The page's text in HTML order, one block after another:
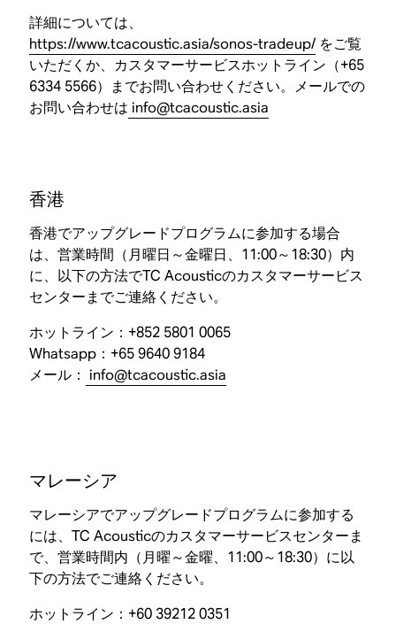
詳細については、
https://www.tcacoustic.asia/sonos-tradeup/ をご覧
いただくか、カスタマーサービスホットライン（+65
6334 5566）までお問い合わせください。メールでの
お問い合わせは info@tcacoustic.asia
香港
香港でアップグレードプログラムに参加する場合
は、営業時間（月曜日～金曜日、11:00～18:30）内
に、以下の方法でTC Acousticのカスタマーサービス
センターまでご連絡ください。
ホットライン：+852 5801 0065
Whatsapp：+65 9640 9184
メール： info@tcacoustic.asia
マレーシア
マレーシアでアップグレードプログラムに参加する
には、TC Acousticのカスタマーサービスセンターま
で、営業時間内（月曜～金曜、11:00～18:30）に以
下の方法でご連絡ください。
ホットライン：+60 39212 0351